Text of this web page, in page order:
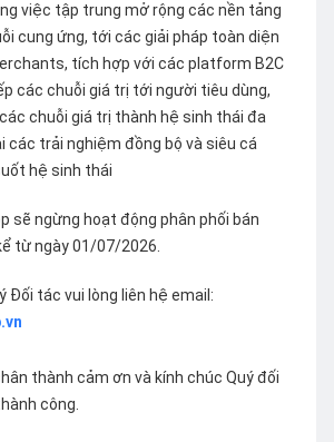
việc tập trung mở rộng các nền tảng
cung ứng, tới các giải pháp toàn diện
tích hợp với các platform B2C
các chuỗi giá trị tới người tiêu dùng,
chuỗi giá trị thành hệ sinh thái đa
các trải nghiệm đồng bộ và siêu cá
hệ sinh thái
sẽ ngừng hoạt động phân phối bán
từ ngày 01/07/2026.
Đối tác vui lòng liên hệ email:
thành cảm ơn và kính chúc Quý đối
công.